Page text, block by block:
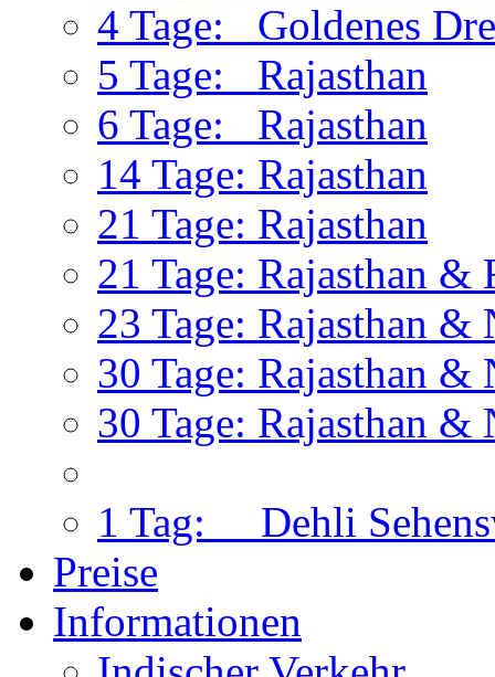
4 Tage: Goldenes
5 Tage: Rajasthan
6 Tage: Rajasthan
14 Tage: Rajasthan
21 Tage: Rajasthan
21 Tage: Rajasthan &
23 Tage: Rajasthan &
30 Tage: Rajasthan
30 Tage: Rajasthan
1 Tag: Dehli
Preise
Informationen